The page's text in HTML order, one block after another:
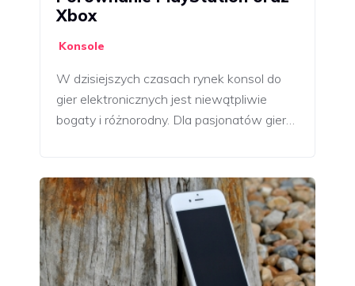
Xbox
Konsole
W dzisiejszych czasach rynek konsol do
gier elektronicznych jest niewątpliwie
bogaty i różnorodny. Dla pasjonatów gier…